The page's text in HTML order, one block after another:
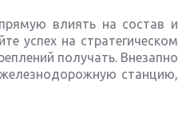
влиять на состав и
успех на стратегическом
получать. Внезапно
станцию,